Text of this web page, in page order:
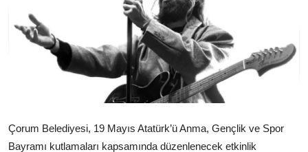
Çorum Belediyesi, 19 Mayıs Atatürk’ü Anma, Gençlik ve Spor
Bayramı kutlamaları kapsamında düzenlenecek etkinlik